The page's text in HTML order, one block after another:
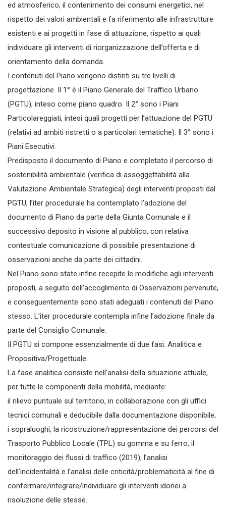
ed atmosferico, il contenimento dei consumi energetici, nel
rispetto dei valori ambientali e fa riferimento alle infrastrutture
esistenti e ai progetti in fase di attuazione, rispetto ai quali
individuare gli interventi di riorganizzazione dell’offerta e di
orientamento della domanda.
I contenuti del Piano vengono distinti su tre livelli di
progettazione. Il 1° è il Piano Generale del Traffico Urbano
(PGTU), inteso come piano quadro. Il 2° sono i Piani
Particolareggiati, intesi quali progetti per l’attuazione del PGTU
(relativi ad ambiti ristretti o a particolari tematiche). Il 3° sono i
Piani Esecutivi.
Predisposto il documento di Piano e completato il percorso di
sostenibilità ambientale (verifica di assoggettabilità alla
Valutazione Ambientale Strategica) degli interventi proposti dal
PGTU, l’iter procedurale ha contemplato l’adozione del
documento di Piano da parte della Giunta Comunale e il
successivo deposito in visione al pubblico, con relativa
contestuale comunicazione di possibile presentazione di
osservazioni anche da parte dei cittadini.
Nel Piano sono state infine recepite le modifiche agli interventi
proposti, a seguito dell’accoglimento di Osservazioni pervenute,
e conseguentemente sono stati adeguati i contenuti del Piano
stesso. L’iter procedurale contempla infine l’adozione finale da
parte del Consiglio Comunale.
Il PGTU si compone essenzialmente di due fasi: Analitica e
Propositiva/Progettuale.
La fase analitica consiste nell’analisi della situazione attuale,
per tutte le componenti della mobilità, mediante:
il rilievo puntuale sul territorio, in collaborazione con gli uffici
tecnici comunali e deducibile dalla documentazione disponibile;
i sopraluoghi, la ricostruzione/rappresentazione dei percorsi del
Trasporto Pubblico Locale (TPL) su gomma e su ferro; il
monitoraggio dei flussi di traffico (2019); l’analisi
dell’incidentalità e l’analisi delle criticità/problematicità al fine di
confermare/integrare/individuare gli interventi idonei a
risoluzione delle stesse.